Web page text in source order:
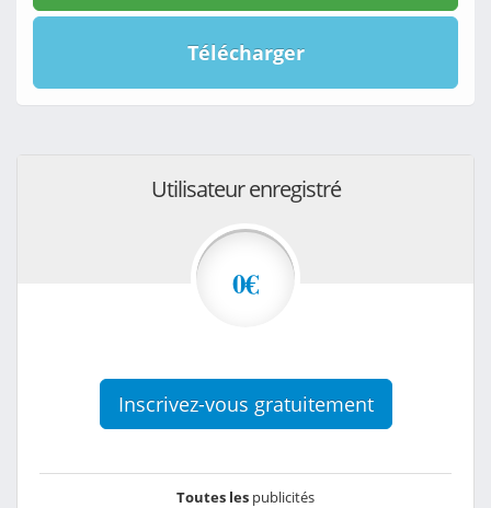
Télécharger
Utilisateur enregistré
0€
Inscrivez-vous gratuitement
Toutes les publicités